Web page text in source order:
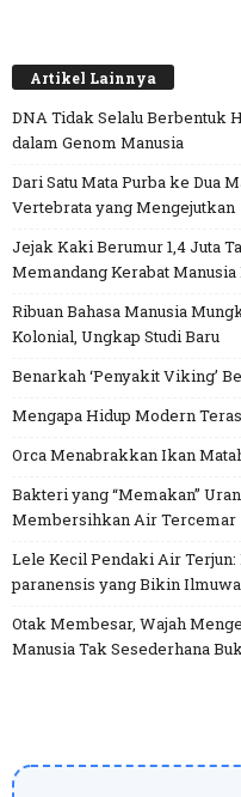
Artikel Lainnya
DNA Tidak Selalu Berbentuk
dalam Genom Manusia
Dari Satu Mata Purba ke Dua
Vertebrata yang Mengejutkan
Jejak Kaki Berumur 1,4 Juta
Memandang Kerabat Manusia
Ribuan Bahasa Manusia
Kolonial, Ungkap Studi Baru
Benarkah ‘Penyakit Viking’
Mengapa Hidup Modern
Orca Menabrakkan Ikan
Bakteri yang “Memakan”
Membersihkan Air Tercemar
Lele Kecil Pendaki Air
paranensis yang Bikin
Otak Membesar, Wajah
Manusia Tak Sesederhana